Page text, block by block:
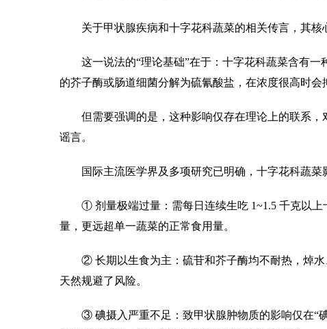
关于甲状腺疾病和十字花科蔬菜的相关传言，其核
这一说法的“理论基础”在于：十字花科蔬菜含有一
的芥子酶或肠道细菌分解为硫氰酸盐，在浓度很高时
但需要强调的是，这种影响仅存在理论上的联系，
谣言。
国际主流医学界及多项研究已明确，十字花科蔬菜
① 剂量极端过量：需每日连续生吃 1~1.5 千克以上
量，更远超单一蔬菜的正常食用量。
② 长期以生食为主：硫苷和芥子酶均不耐热，焯水
天然规避了风险。
③ 碘摄入严重不足：致甲状腺肿物质的影响仅在“碘